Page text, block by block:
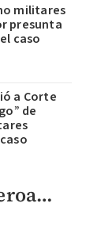
militares
presunta
caso
a Corte
de